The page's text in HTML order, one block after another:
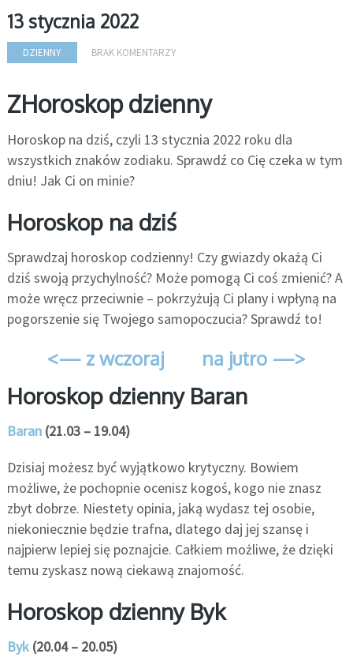
13 stycznia 2022
DZIENNY BRAK KOMENTARZY
ZHoroskop dzienny
Horoskop na dziś, czyli 13 stycznia 2022 roku dla
wszystkich znaków zodiaku. Sprawdź co Cię czeka w tym
dniu! Jak Ci on minie?
Horoskop na dziś
Sprawdzaj horoskop codzienny! Czy gwiazdy okażą Ci
dziś swoją przychylność? Może pomogą Ci coś zmienić? A
może wręcz przeciwnie – pokrzyżują Ci plany i wpłyną na
pogorszenie się Twojego samopoczucia? Sprawdź to!
<— z wczoraj na jutro —>
Horoskop dzienny Baran
Baran(21.03 – 19.04)
Dzisiaj możesz być wyjątkowo krytyczny. Bowiem
możliwe, że pochopnie ocenisz kogoś, kogo nie znasz
zbyt dobrze. Niestety opinia, jaką wydasz tej osobie,
niekoniecznie będzie trafna, dlatego daj jej szansę i
najpierw lepiej się poznajcie. Całkiem możliwe, że dzięki
temu zyskasz nową ciekawą znajomość.
Horoskop dzienny Byk
Byk(20.04 – 20.05)